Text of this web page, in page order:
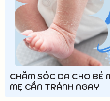
CHĂM SÓC DA CHO BÉ
MẸ CẦN TRÁNH NGAY